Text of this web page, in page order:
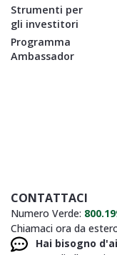
Strumenti per
gli investitori
Programma
Ambassador
CONTATTACI
Numero Verde:
Chiamaci ora da
Hai bisogno